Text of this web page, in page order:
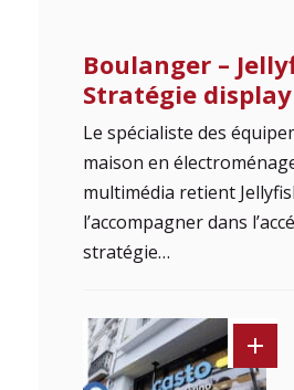
Boulanger –
Stratégie
Le spécialiste des
mai­son en
multimédia retient
l’accompagner dans
stratégie…